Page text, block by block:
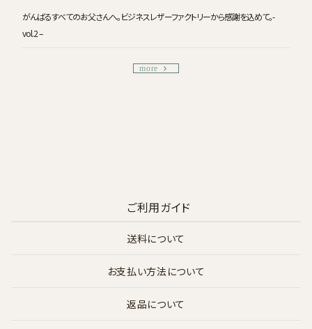
がんばるすべてのお父さんへ。ビジネスレザーファクトリーから感謝を込めて。-
vol.2 –
more
ご利用ガイド
送料について
お支払い方法について
返品について